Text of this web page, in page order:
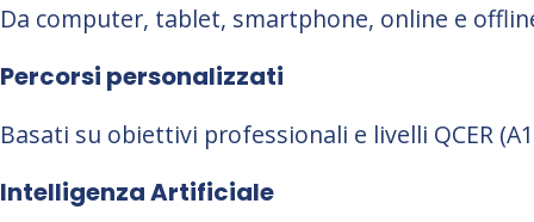
Da computer, tablet, smartphone, online e
Percorsi personalizzati
Basati su obiettivi professionali e livelli QCER
Intelligenza Artificiale